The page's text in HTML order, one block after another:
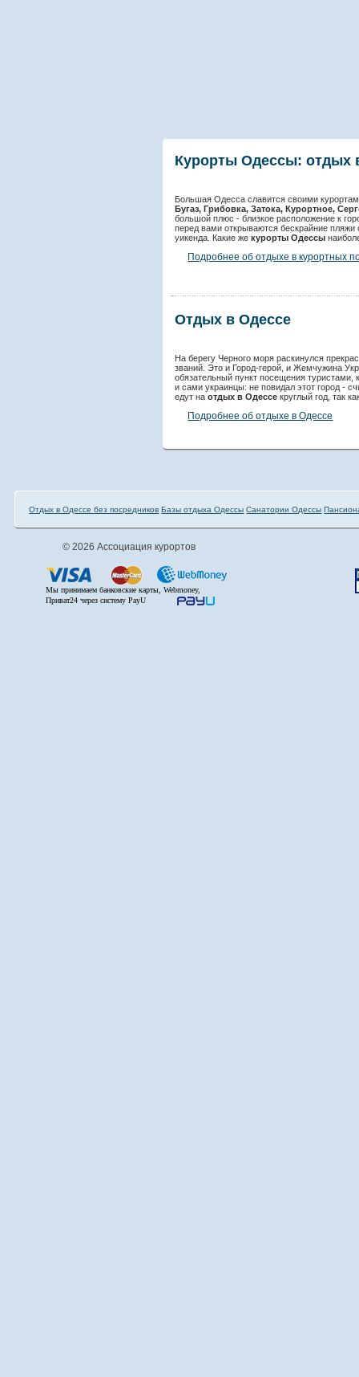
Курорты Одессы: отдых
Большая Одесса славится своими
Бугаз, Грибовка, Затока, Курортное,
большой плюс - близкое расположение к
перед вами открываются бескрайние
уикенда. Какие жекурорты Одессы
Подробнее об отдыхе в курортных
Отдых в Одессе
На берегу Черного моря раскинулся
званий. Это и Город-герой, и Жемчужина
обязательный пункт посещения
и сами украинцы: не повидал этот город -
едут наотдых в Одессе круглый год, так
Подробнее об отдыхе в Одессе
Отдых в Одессе без посредников Базы отдыха Одессы Санатории Одессы
© 2026 Ассоциация курортов
Мы принимаем банковские карты, Webmoney,
Приват24 через систему PayU